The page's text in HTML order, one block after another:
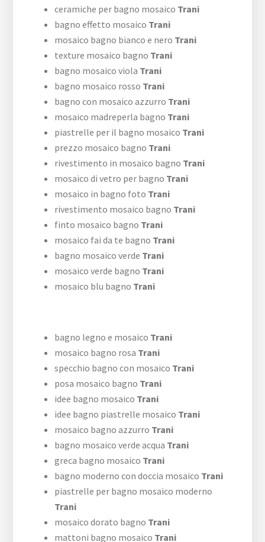
ceramiche per bagno mosaico Trani
bagno effetto mosaico Trani
mosaico bagno bianco e nero Trani
texture mosaico bagno Trani
bagno mosaico viola Trani
bagno mosaico rosso Trani
bagno con mosaico azzurro Trani
mosaico madreperla bagno Trani
piastrelle per il bagno mosaico Trani
prezzo mosaico bagno Trani
rivestimento in mosaico bagno Trani
mosaico di vetro per bagno Trani
mosaico in bagno foto Trani
rivestimento mosaico bagno Trani
finto mosaico bagno Trani
mosaico fai da te bagno Trani
bagno mosaico verde Trani
mosaico verde bagno Trani
mosaico blu bagno Trani
bagno legno e mosaico Trani
mosaico bagno rosa Trani
specchio bagno con mosaico Trani
posa mosaico bagno Trani
idee bagno mosaico Trani
idee bagno piastrelle mosaico Trani
mosaico bagno azzurro Trani
bagno mosaico verde acqua Trani
greca bagno mosaico Trani
bagno moderno con doccia mosaico Trani
piastrelle per bagno mosaico moderno
Trani
mosaico dorato bagno Trani
mattoni bagno mosaico Trani